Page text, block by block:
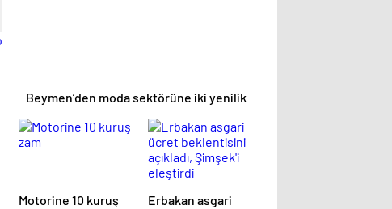
Beymen’den moda sektörüne iki yenilik
Motorine 10 kuruş
Erbakan asgari